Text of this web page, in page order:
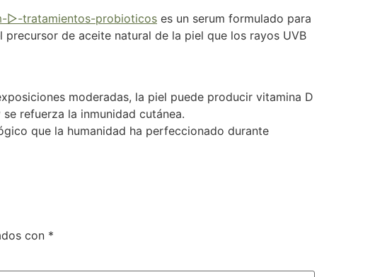
▷-tratamientos-probioticos es un serum formulado para
de aceite natural de la piel que los rayos UVB
moderadas, la piel puede producir vitamina D
refuerza la inmunidad cutánea.
que la humanidad ha perfeccionado durante
con *